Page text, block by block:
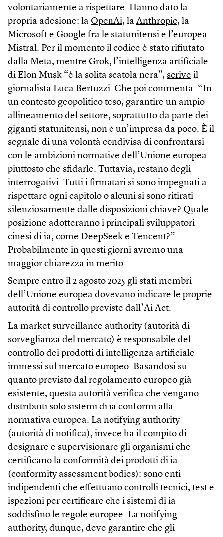
volontariamente a rispettare. Hanno dato la
propria adesione: la OpenAi, la Anthropic, la
Microsoft e Google fra le statunitensi e l’europea
Mistral. Per il momento il codice è stato rifiutato
dalla Meta, mentre Grok, l’intelligenza artificiale
di Elon Musk “è la solita scatola nera”, scrive il
giornalista Luca Bertuzzi. Che poi commenta: “In
un contesto geopolitico teso, garantire un ampio
allineamento del settore, soprattutto da parte dei
giganti statunitensi, non è un’impresa da poco. È il
segnale di una volontà condivisa di confrontarsi
con le ambizioni normative dell’Unione europea
piuttosto che sfidarle. Tuttavia, restano degli
interrogativi. Tutti i firmatari si sono impegnati a
rispettare ogni capitolo o alcuni si sono ritirati
silenziosamente dalle disposizioni chiave? Quale
posizione adotteranno i principali sviluppatori
cinesi di ia, come DeepSeek e Tencent?”.
Probabilmente in questi giorni avremo una
maggior chiarezza in merito.
Sempre entro il 2 agosto 2025 gli stati membri
dell’Unione europea dovevano indicare le proprie
autorità di controllo previste dall’Ai Act.
La market surveillance authority (autorità di
sorveglianza del mercato) è responsabile del
controllo dei prodotti di intelligenza artificiale
immessi sul mercato europeo. Basandosi su
quanto previsto dal regolamento europeo già
esistente, questa autorità verifica che vengano
distribuiti solo sistemi di ia conformi alla
normativa europea. La notifying authority
(autorità di notifica), invece ha il compito di
designare e supervisionare gli organismi che
certificano la conformità dei prodotti di ia
(conformity assessment bodies): sono enti
indipendenti che effettuano controlli tecnici, test e
ispezioni per certificare che i sistemi di ia
soddisfino le regole europee. La notifying
authority, dunque, deve garantire che gli